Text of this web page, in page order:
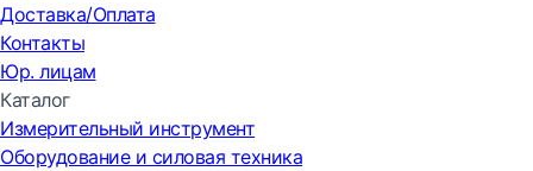
Доставка/Оплата
Контакты
Юр. лицам
Каталог
Измерительный инструмент
Оборудование и силовая техника